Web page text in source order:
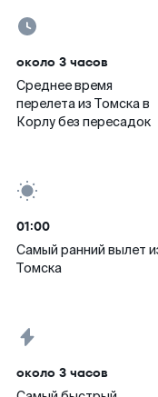
около 3 часов
Среднее время
перелета из Томска в
Корлу без пересадок
01:00
Самый ранний вылет
Томска
около 3 часов